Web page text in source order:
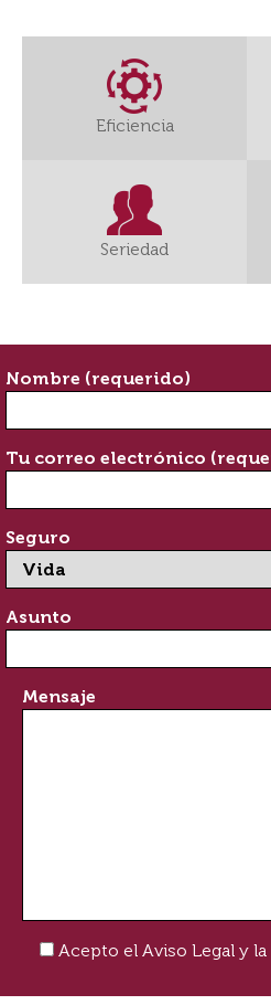
Eficiencia
Seriedad
Nombre (requerido)
Tu correo electrónico
Seguro
Asunto
Mensaje
Acepto el Aviso Legal y la